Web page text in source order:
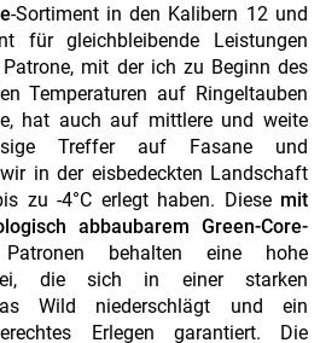
-Sortiment in den Kalibern 12 und
für gleichbleibende Leistungen
mit der ich zu Beginn des
Temperaturen auf Ringeltauben
hat auch auf mittlere und weite
Treffer auf Fasane und
in der eisbedeckten Landschaft
zu -4°C erlegt haben. Diese mit
abbaubarem Green-Core-
behalten eine hohe
bei, die sich in einer starken
Wild niederschlägt und ein
Erlegen garantiert. Die